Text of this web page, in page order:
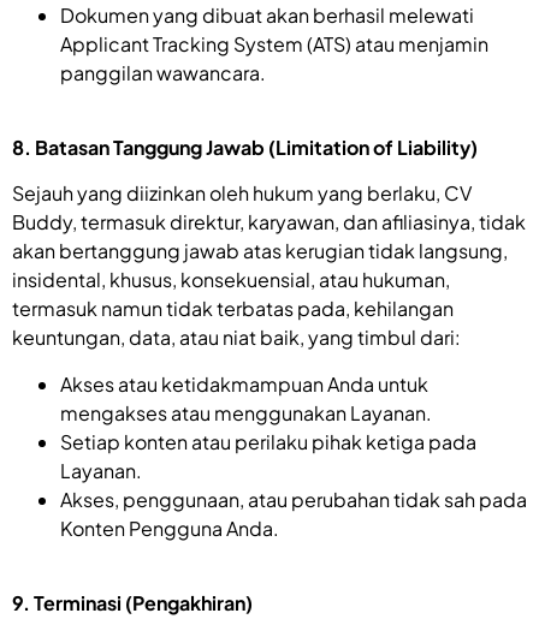
Dokumen yang dibuat akan berhasil melewati
Applicant Tracking System (ATS) atau menjamin
panggilan wawancara.
8. Batasan Tanggung Jawab (Limitation of Liability)
Sejauh yang diizinkan oleh hukum yang berlaku, CV
Buddy, termasuk direktur, karyawan, dan afiliasinya, tidak
akan bertanggung jawab atas kerugian tidak langsung,
insidental, khusus, konsekuensial, atau hukuman,
termasuk namun tidak terbatas pada, kehilangan
keuntungan, data, atau niat baik, yang timbul dari:
Akses atau ketidakmampuan Anda untuk
mengakses atau menggunakan Layanan.
Setiap konten atau perilaku pihak ketiga pada
Layanan.
Akses, penggunaan, atau perubahan tidak sah pada
Konten Pengguna Anda.
9. Terminasi (Pengakhiran)